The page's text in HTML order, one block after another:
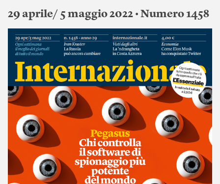
29 aprile/ 5 maggio 2022 • Numero 1458